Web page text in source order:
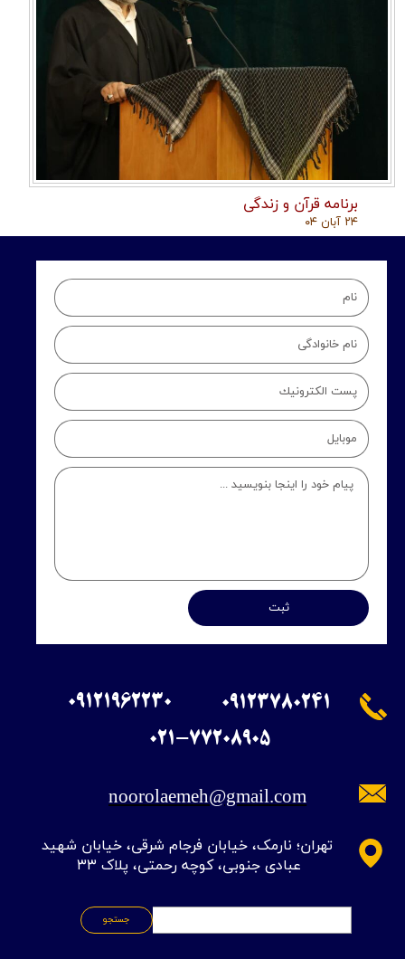
برنامه قرآن و زندگی
۲۴ آبان ۰۴
ثبت
​021-77208905
​تهران؛ نارمک، خیابان فرجام شرقی، خیابان شهید
عبادی جنوبی، کوچه رحمتی، پلاک ۳۳
noorolaemeh@gmail.com
09121962230 09123780241
جستجو